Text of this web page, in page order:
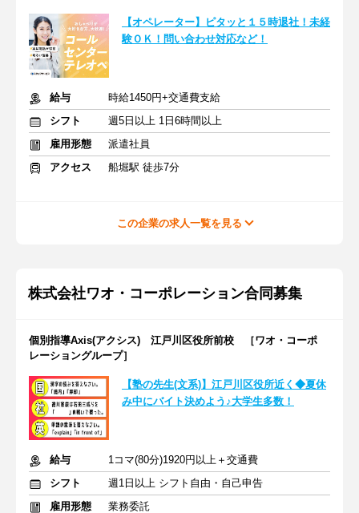
【オペレーター】ピタッと１５時退社！未経
験ＯＫ！問い合わせ対応など！
給与
時給1450円+交通費支給
シフト
週5日以上 1日6時間以上
雇用形態
派遣社員
アクセス
船堀駅 徒歩7分
この企業の求人一覧を見る
株式会社ワオ・コーポレーション合同募集
個別指導Axis(アクシス) 江戸川区役所前校 ［ワオ・コーポ
レーショングループ］
【塾の先生(文系)】江戸川区役所近く◆夏休
み中にバイト決めよう♪大学生多数！
給与
1コマ(80分)1920円以上＋交通費
シフト
週1日以上 シフト自由・自己申告
雇用形態
業務委託